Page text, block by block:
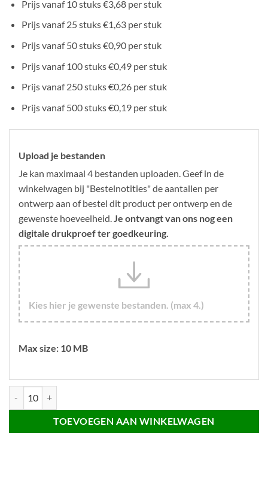
Prijs vanaf 10 stuks €3,68 per stuk
Prijs vanaf 25 stuks €1,63 per stuk
Prijs vanaf 50 stuks €0,90 per stuk
Prijs vanaf 100 stuks €0,49 per stuk
Prijs vanaf 250 stuks €0,26 per stuk
Prijs vanaf 500 stuks €0,19 per stuk
Upload je bestanden
Je kan maximaal 4 bestanden uploaden. Geef in de
winkelwagen bij "Bestelnotities" de aantallen per
ontwerp aan of bestel dit product per ontwerp en de
gewenste hoeveelheid. Je ontvangt van ons nog een
digitale drukproef ter goedkeuring.
Kies hier je gewenste bestanden. (max 4.)
Max size: 10 MB
TOEVOEGEN AAN WINKELWAGEN